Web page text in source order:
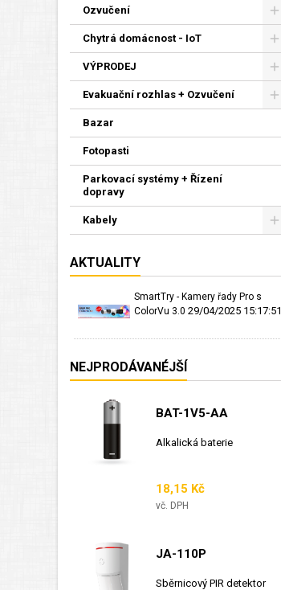
Ozvučení
Chytrá domácnost - IoT
VÝPRODEJ
Evakuační rozhlas + Ozvučení
Bazar
Fotopasti
Parkovací systémy + Řízení
dopravy
Kabely
AKTUALITY
SmartTry - Kamery řady Pro s
ColorVu 3.0 29/04/2025 15:17:51
NEJPRODÁVANÉJŠÍ
BAT-1V5-AA
Alkalická baterie
Cena
18,15 Kč
vč. DPH
JA-110P
Sběrnicový PIR detektor